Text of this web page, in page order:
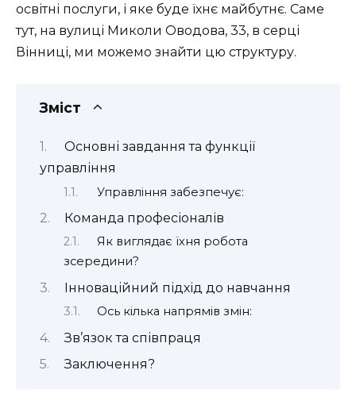
освітні послуги, і яке буде їхнє майбутнє. Саме
тут, на вулиці Миколи Оводова, 33, в серці
Вінниці, ми можемо знайти цю структуру.
Зміст
Основні завдання та функції
управління
Управління забезпечує:
Команда професіоналів
Як виглядає їхня робота
зсередини?
Інноваційний підхід до навчання
Ось кілька напрямів змін:
Зв’язок та співпраця
Заключення?